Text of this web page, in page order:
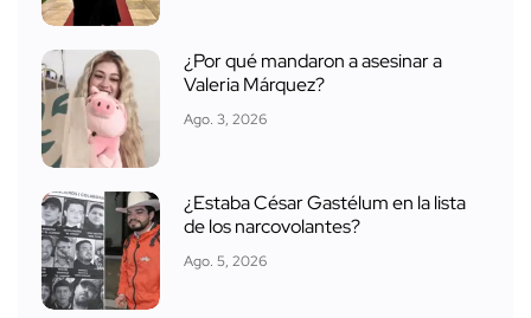
¿Por qué mandaron a asesinar a
Valeria Márquez?
Ago. 3, 2026
¿Estaba César Gastélum en la lista
de los narcovolantes?
Ago. 5, 2026